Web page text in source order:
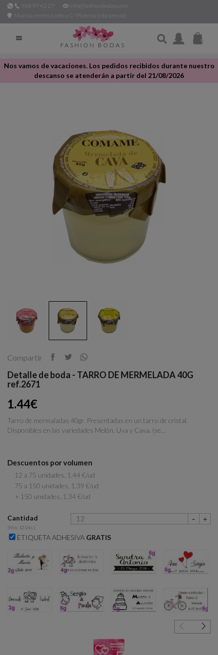
968 97 42 27
info@fashionbodas.com
Murcia centro, junto a C/ Platería (cita previa)

FASHION BODAS
Nos vamos de vacaciones. Los pedidos recibidos durante nuestro
descanso se atenderán a partir del 21/08/2026
Compartir
Detalle de boda - TARRO DE MERMELADA 40G
ref.2671
1.44€
Tarro de mermaladas 40gr. Presentadas en un tarro de cristal.
Disponibles en las variedades Melón, Uva y Cava. (se...
Descuentos por volumen
12 a 75 unidades, 1.44 €/ud
75 a 150 unidades, 1.39 €/ud
+ 150 unidades, 1.34 €/ud
Cantidad
(Min. 12 Uds.)
ETIQUETA ADHESIVA GRATIS